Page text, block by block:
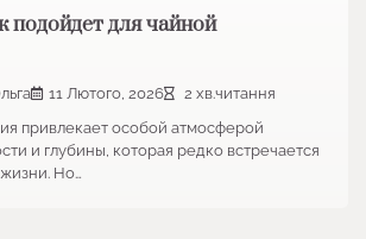
подойдет для чайной
11 Лютого, 2026
2 хв.читання
привлекает особой атмосферой
и глубины, которая редко встречается
Но…